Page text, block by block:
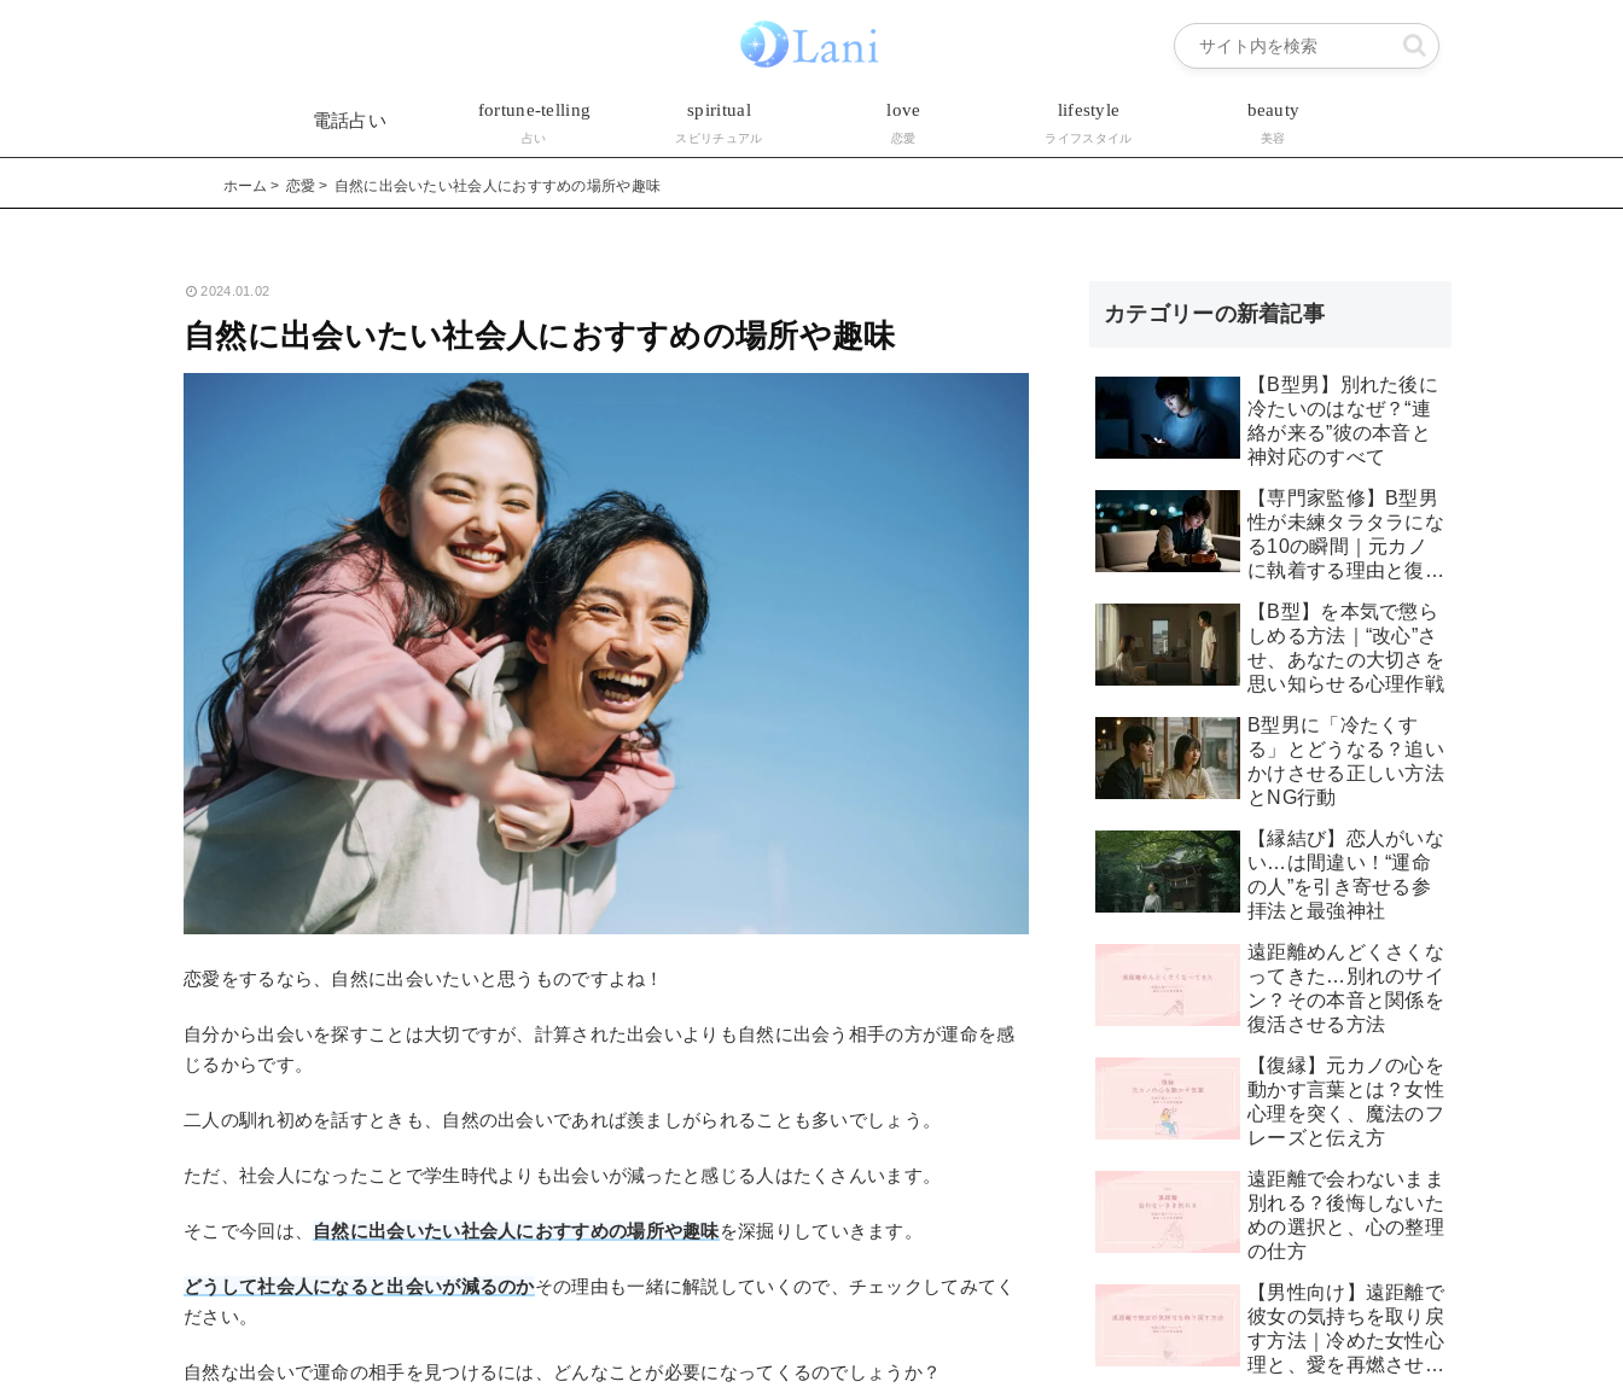
電話占い
fortune-telling
占い
spiritual
スピリチュアル
love
恋愛
lifestyle
ライフスタイル
beauty
美容
ホーム 恋愛 自然に出会いたい社会人におすすめの場所や趣味
2024.01.02
自然に出会いたい社会人におすすめの場所や趣味
恋愛をするなら、自然に出会いたいと思うものですよね！
自分から出会いを探すことは大切ですが、計算された出会いよりも自然に出会う相手の方が運命を感
じるからです。
二人の馴れ初めを話すときも、自然の出会いであれば羨ましがられることも多いでしょう。
ただ、社会人になったことで学生時代よりも出会いが減ったと感じる人はたくさんいます。
そこで今回は、 自然に出会いたい社会人におすすめの場所や趣味を深掘りしていきます。
どうして社会人になると出会いが減るのかその理由も一緒に解説していくので、チェックしてみてく
ださい。
自然な出会いで運命の相手を見つけるには、どんなことが必要になってくるのでしょうか？
カテゴリーの新着記事
【B型男】別れた後に
冷たいのはなぜ？“連
絡が来る”彼の本音と
神対応のすべて
【専門家監修】B型男
性が未練タラタラにな
る10の瞬間｜元カノ
に執着する理由と復縁
【B型】を本気で懲ら
しめる方法｜“改心”さ
せ、あなたの大切さを
思い知らせる心理作戦
B型男に「冷たくす
る」とどうなる？追い
かけさせる正しい方法
とNG行動
【縁結び】恋人がいな
い…は間違い！“運命
の人”を引き寄せる参
拝法と最強神社
遠距離めんどくさくな
ってきた…別れのサイ
ン？その本音と関係を
復活させる方法
【復縁】元カノの心を
動かす言葉とは？女性
心理を突く、魔法のフ
レーズと伝え方
遠距離で会わないまま
別れる？後悔しないた
めの選択と、心の整理
の仕方
【男性向け】遠距離で
彼女の気持ちを取り戻
す方法｜冷めた女性心
理と、愛を再燃させる